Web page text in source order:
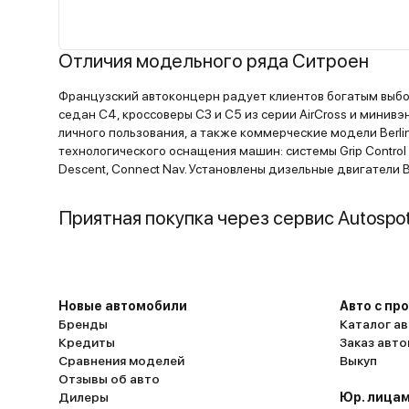
даже по плохому асфальту с ямами, а
пролетел 50 км/ч и не почувствовал ни
удара в кузов, машина по сути и не
всё ушло в подвеску, без раскачки, без
шумоизоляция хорошая, лучше даже
температуру точную держит. И
есть где и есть чем, и гарантию при покупке
считаю для нынешнего рынка C5x не
сверхдорогой.
Отличия модельного ряда Ситроен
Французский автоконцерн радует клиентов богатым
седан C4, кроссоверы C3 и C5 из серии AirCross и
личного пользования, а также коммерческие модели
технологического оснащения машин: системы Grip
Descent, Connect Nav. Установлены дизельные двигатели
Приятная покупка через сервис
Новые автомобили
Бренды
Кредиты
Сравнения моделей
Отзывы об авто
Дилеры
Авто с
Каталог
Заказ
Выкуп
Юр.